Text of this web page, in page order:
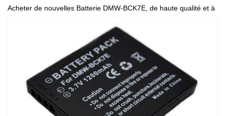
Acheter de nouvelles Batterie DMW-BCK7E, de haute qualité et à